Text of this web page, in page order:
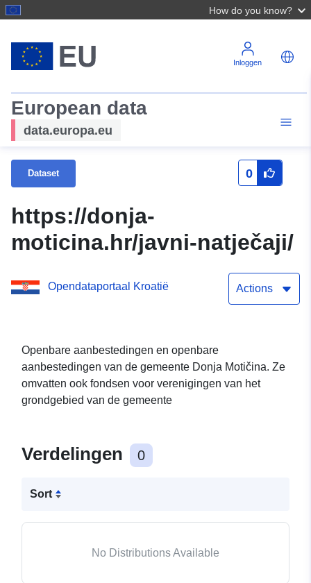
How do you know?
Inloggen
European data
data.europa.eu
Dataset 0
https://donja-
moticina.hr/javni-natječaji/
Opendataportaal Kroatië Actions
Openbare aanbestedingen en openbare
aanbestedingen van de gemeente Donja Motičina. Ze
omvatten ook fondsen voor verenigingen van het
grondgebied van de gemeente
Verdelingen 0
Sort
No Distributions Available